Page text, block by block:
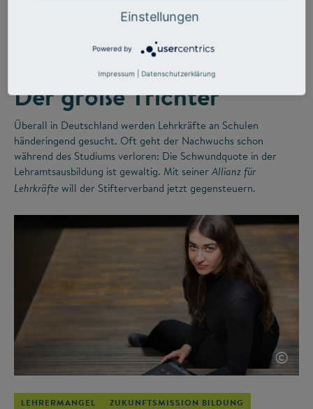
Der große Trichter
Überall in Deutschland werden Lehrkräfte an Schulen
händeringend gesucht. Oft geht der Nachwuchs schon
während des Studiums verloren: Die Schwundquote in der
Lehramtsausbildung ist gewaltig. Mit seiner Allianz für
Lehrkräfte will der Stifterverband jetzt gegensteuern.
©
LEHRERMANGEL ZUKUNFTSMISSION BILDUNG
Einstellungen
Powered by
Impressum Datenschutzerklärung